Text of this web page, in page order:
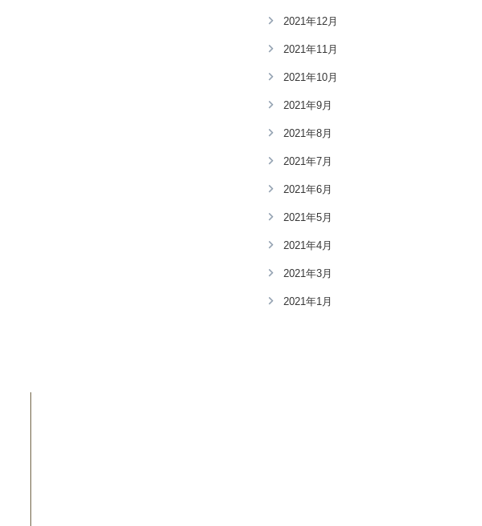
2021年12月
2021年11月
2021年10月
2021年9月
2021年8月
2021年7月
2021年6月
2021年5月
2021年4月
2021年3月
2021年1月